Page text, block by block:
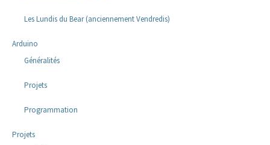
Les Lundis du Bear (anciennement Vendredis)
Arduino
Généralités
Projets
Programmation
Projets